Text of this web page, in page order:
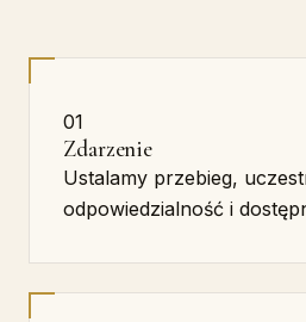
01
Zdarzenie
Ustalamy przebieg,
odpowiedzialność i